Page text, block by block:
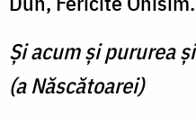
Şi acum şi pururea
(a Născătoarei)